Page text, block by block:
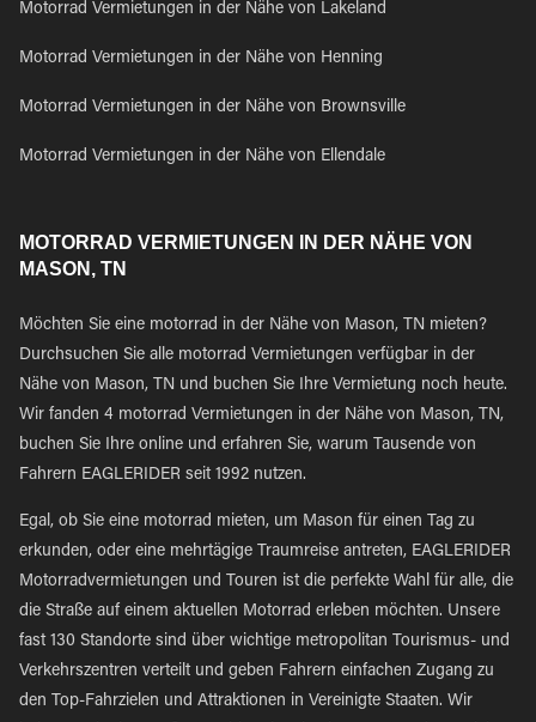
Motorrad Vermietungen in der Nähe von Lakeland
Motorrad Vermietungen in der Nähe von Henning
Motorrad Vermietungen in der Nähe von Brownsville
Motorrad Vermietungen in der Nähe von Ellendale
MOTORRAD VERMIETUNGEN IN DER NÄHE VON
MASON, TN
Möchten Sie eine motorrad in der Nähe von Mason, TN mieten?
Durchsuchen Sie alle motorrad Vermietungen verfügbar in der
Nähe von Mason, TN und buchen Sie Ihre Vermietung noch heute.
Wir fanden 4 motorrad Vermietungen in der Nähe von Mason, TN,
buchen Sie Ihre online und erfahren Sie, warum Tausende von
Fahrern EAGLERIDER seit 1992 nutzen.
Egal, ob Sie eine motorrad mieten, um Mason für einen Tag zu
erkunden, oder eine mehrtägige Traumreise antreten, EAGLERIDER
Motorradvermietungen und Touren ist die perfekte Wahl für alle, die
die Straße auf einem aktuellen Motorrad erleben möchten. Unsere
fast 130 Standorte sind über wichtige metropolitan Tourismus- und
Verkehrszentren verteilt und geben Fahrern einfachen Zugang zu
den Top-Fahrzielen und Attraktionen in Vereinigte Staaten. Wir